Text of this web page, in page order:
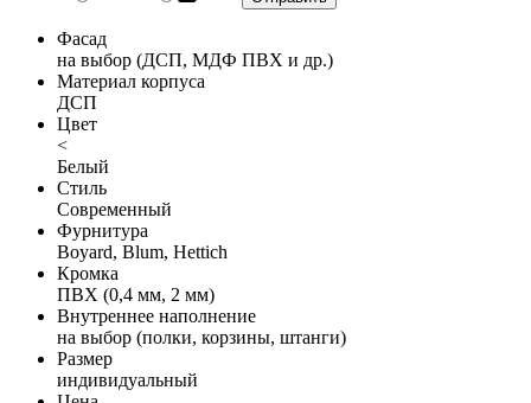
Фасад
на выбор (ДСП, МДФ ПВХ и др.)
Материал корпуса
ДСП
Цвет
<
Белый
Стиль
Современный
Фурнитура
Boyard, Blum, Hettich
Кромка
ПВХ (0,4 мм, 2 мм)
Внутреннее наполнение
на выбор (полки, корзины, штанги)
Размер
индивидуальный